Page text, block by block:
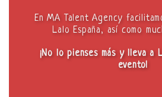
En MA Talent Agency
Lalo España, así como
¡No lo pienses más y lleva a
evento!